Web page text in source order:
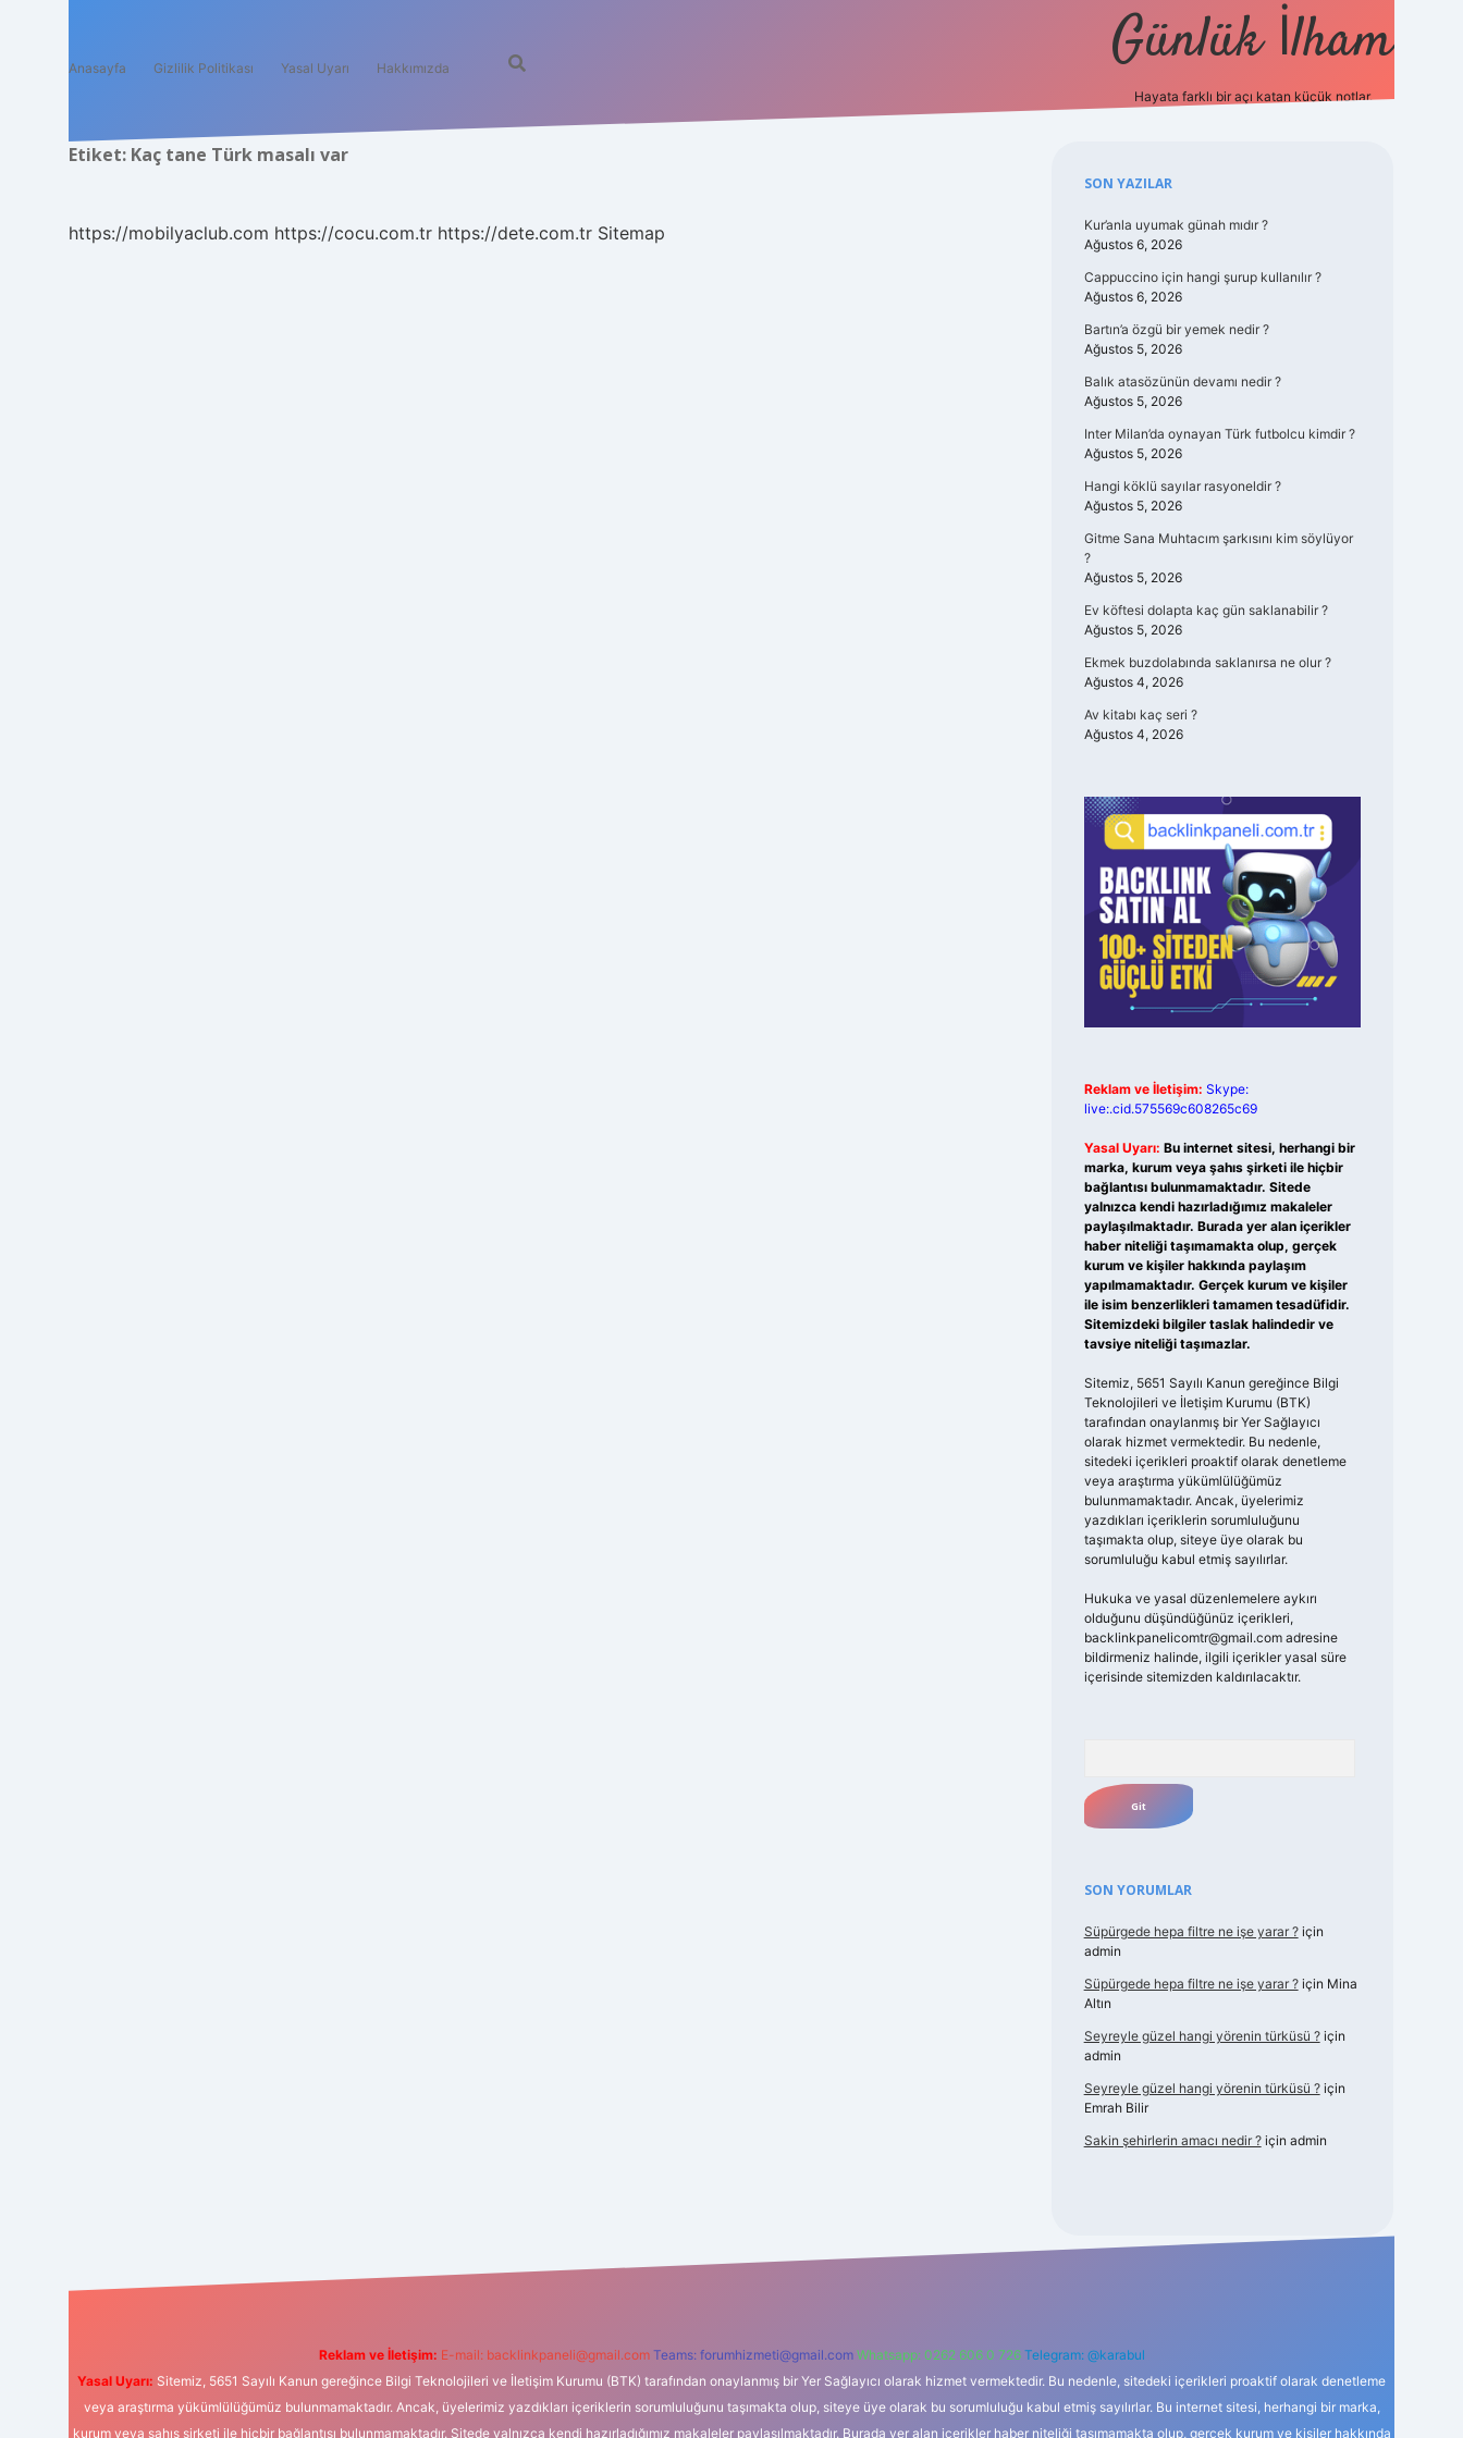
Anasayfa Gizlilik Politikası Yasal Uyarı Hakkımızda Günlük İlham
Hayata farklı bir açı katan küçük notlar.
Etiket: Kaç tane Türk masalı var
https://mobilyaclub.com https://cocu.com.tr https://dete.com.tr Sitemap
Sidebar
SON YAZILAR
Kur’anla uyumak günah mıdır ?
Ağustos 6, 2026
Cappuccino için hangi şurup kullanılır ?
Ağustos 6, 2026
Bartın’a özgü bir yemek nedir ?
Ağustos 5, 2026
Balık atasözünün devamı nedir ?
Ağustos 5, 2026
Inter Milan’da oynayan Türk futbolcu kimdir ?
Ağustos 5, 2026
Hangi köklü sayılar rasyoneldir ?
Ağustos 5, 2026
Gitme Sana Muhtacım şarkısını kim söylüyor
?
Ağustos 5, 2026
Ev köftesi dolapta kaç gün saklanabilir ?
Ağustos 5, 2026
Ekmek buzdolabında saklanırsa ne olur ?
Ağustos 4, 2026
Av kitabı kaç seri ?
Ağustos 4, 2026
Reklam ve İletişim: Skype:
live:.cid.575569c608265c69
Yasal Uyarı: Bu internet sitesi, herhangi bir
marka, kurum veya şahıs şirketi ile hiçbir
bağlantısı bulunmamaktadır. Sitede
yalnızca kendi hazırladığımız makaleler
paylaşılmaktadır. Burada yer alan içerikler
haber niteliği taşımamakta olup, gerçek
kurum ve kişiler hakkında paylaşım
yapılmamaktadır. Gerçek kurum ve kişiler
ile isim benzerlikleri tamamen tesadüfidir.
Sitemizdeki bilgiler taslak halindedir ve
tavsiye niteliği taşımazlar.
Sitemiz, 5651 Sayılı Kanun gereğince Bilgi
Teknolojileri ve İletişim Kurumu (BTK)
tarafından onaylanmış bir Yer Sağlayıcı
olarak hizmet vermektedir. Bu nedenle,
sitedeki içerikleri proaktif olarak denetleme
veya araştırma yükümlülüğümüz
bulunmamaktadır. Ancak, üyelerimiz
yazdıkları içeriklerin sorumluluğunu
taşımakta olup, siteye üye olarak bu
sorumluluğu kabul etmiş sayılırlar.
Hukuka ve yasal düzenlemelere aykırı
olduğunu düşündüğünüz içerikleri,
backlinkpanelicomtr@gmail.comadresine
bildirmeniz halinde, ilgili içerikler yasal süre
içerisinde sitemizden kaldırılacaktır.
SON YORUMLAR
Süpürgede hepa filtre ne işe yarar ?için
admin
Süpürgede hepa filtre ne işe yarar ?için Mina
Altın
Seyreyle güzel hangi yörenin türküsü ?için
admin
Seyreyle güzel hangi yörenin türküsü ?için
Emrah Bilir
Sakin şehirlerin amacı nedir ?için admin
Reklam ve İletişim: E-mail: backlinkpaneli@gmail.com Teams: forumhizmeti@gmail.com Whatsapp: 0262 606 0 726 Telegram: @karabul
Yasal Uyarı: Sitemiz, 5651 Sayılı Kanun gereğince Bilgi Teknolojileri ve İletişim Kurumu (BTK) tarafından onaylanmış bir Yer Sağlayıcı olarak hizmet vermektedir. Bu nedenle, sitedeki içerikleri proaktif olarak denetleme
veya araştırma yükümlülüğümüz bulunmamaktadır. Ancak, üyelerimiz yazdıkları içeriklerin sorumluluğunu taşımakta olup, siteye üye olarak bu sorumluluğu kabul etmiş sayılırlar. Bu internet sitesi, herhangi bir marka,
kurum veya şahıs şirketi ile hiçbir bağlantısı bulunmamaktadır. Sitede yalnızca kendi hazırladığımız makaleler paylaşılmaktadır. Burada yer alan içerikler haber niteliği taşımamakta olup, gerçek kurum ve kişiler hakkında